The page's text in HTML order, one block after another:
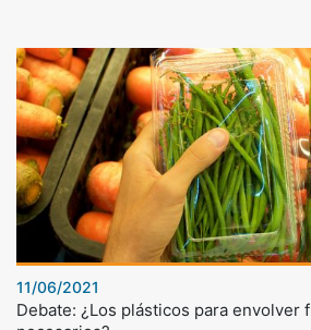
11/06/2021
Debate: ¿Los plásticos para envolver